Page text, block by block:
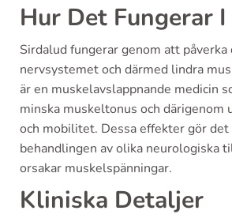
Hur Det Fungerar
Sirdalud fungerar genom att
nervsystemet och därmed lindra
är en muskelavslappnande medicin
minska muskeltonus och därigenom
och mobilitet. Dessa effekter gör
behandlingen av olika neurologiska
orsakar muskelspänningar.
Kliniska Detaljer